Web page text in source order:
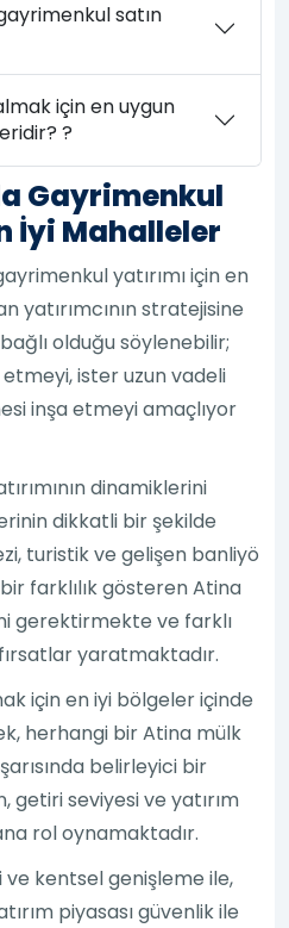
satın
için en uygun
?
Gayrimenkul
İyi Mahalleler
yatırımı için en
yatırımcının stratejisine
olduğu söylenebilir;
etmeyi, ister uzun vadeli
inşa etmeyi amaçlıyor
dinamiklerini
dikkatli bir şekilde
turistik ve gelişen banliyö
farklılık gösteren Atina
gerektirmekte ve farklı
yaratmaktadır.
için en iyi bölgeler içinde
herhangi bir Atina mülk
belirleyici bir
getiri seviyesi ve yatırım
rol oynamaktadır.
kentsel genişleme ile,
piyasası güvenlik ile